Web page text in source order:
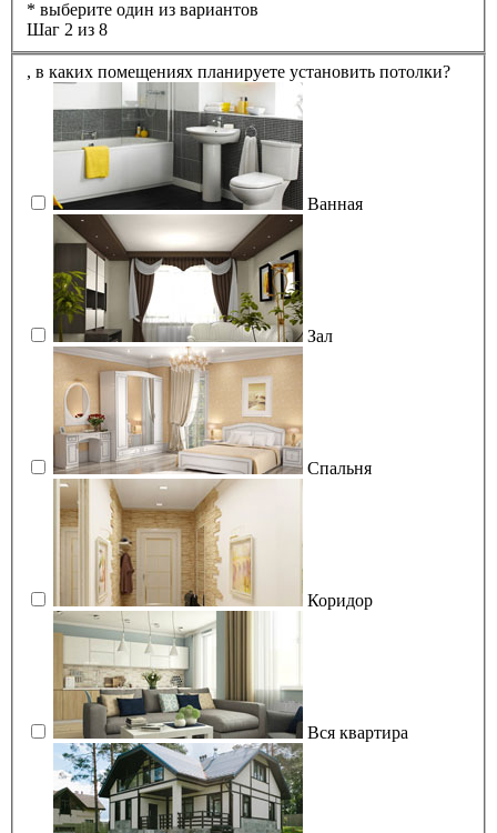
* выберите один из вариантов
Шаг 2 из 8
, в каких помещениях планируете установить потолки?
Ванная
Зал
Спальня
Коридор
Вся квартира